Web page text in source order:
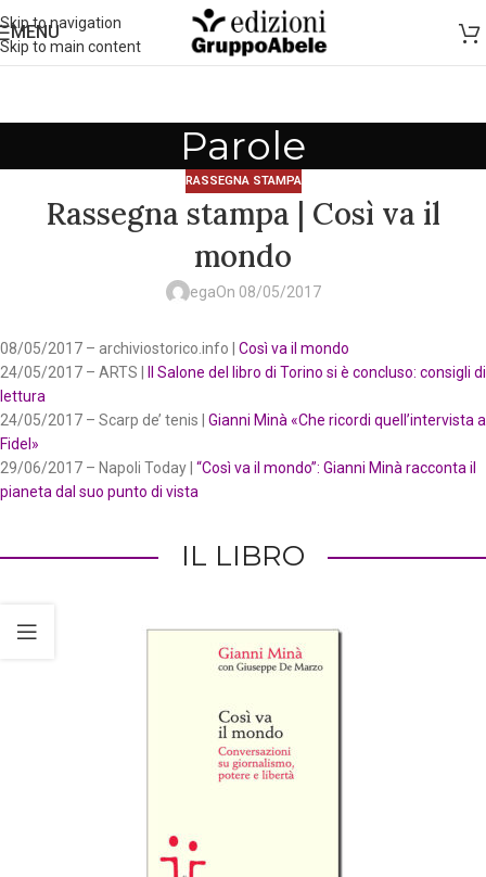
Skip to navigation
Skip to main content
MENU
Parole
RASSEGNA STAMPA
Rassegna stampa | Così va il
mondo
egaOn 08/05/2017
08/05/2017 – archiviostorico.info | Così va il mondo
24/05/2017 – ARTS |
Il Salone del libro di Torino si è concluso: consigli di
lettura
24/05/2017 – Scarp de’ tenis | Gianni Minà «Che ricordi quell’intervista a
Fidel»
29/06/2017 – Napoli Today | “Così va il mondo”: Gianni Minà racconta il
pianeta dal suo punto di vista
IL LIBRO